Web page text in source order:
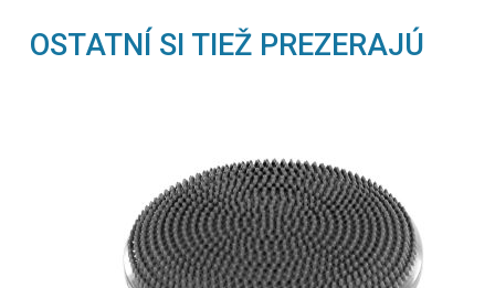
OSTATNÍ SI TIEŽ PREZERAJÚ